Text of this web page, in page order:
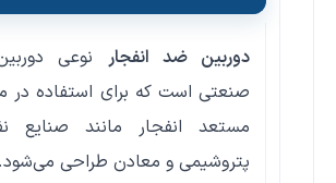
دوربین ضد انفجار نوعی
صنعتی است که برای استفاده
مستعد انفجار مانند صنایع
پتروشیمی و معادن طراحی می‌شود.